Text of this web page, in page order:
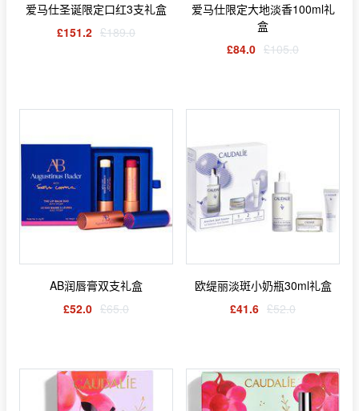
爱马仕圣诞限定口红3支礼盒
£151.2 £189.0
爱马仕限定大地淡香100ml礼
盒
£84.0 £105.0
AB润唇膏双支礼盒
£52.0 £65.0
欧缇丽淡斑小奶瓶30ml礼盒
£41.6 £52.0